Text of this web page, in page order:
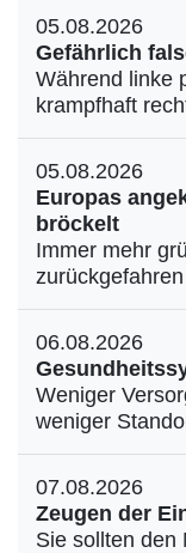
05.08.2026
Gefährlich
Während linke
krampfhaft
05.08.2026
Europas
bröckelt
Immer mehr
06.08.2026
Weniger
weniger
07.08.2026
Zeugen der
Sie sollten den